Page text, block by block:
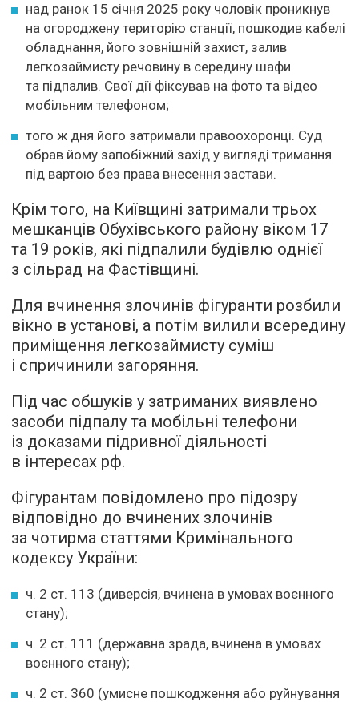
над ранок 15 січня 2025 року чоловік проникнув
на огороджену територію станції, пошкодив кабелі
обладнання, його зовнішній захист, залив
легкозаймисту речовину в середину шафи
та підпалив. Свої дії фіксував на фото та відео
мобільним телефоном;
того ж дня його затримали правоохоронці. Суд
обрав йому запобіжний захід у вигляді тримання
під вартою без права внесення застави.
Крім того, на Київщині затримали трьох
мешканців Обухівського району віком 17
та 19 років, які підпалили будівлю однієї
з сільрад на Фастівщині.
Для вчинення злочинів фігуранти розбили
вікно в установі, а потім вилили всередину
приміщення легкозаймисту суміш
і спричинили загоряння.
Під час обшуків у затриманих виявлено
засоби підпалу та мобільні телефони
із доказами підривної діяльності
в інтересах рф.
Фігурантам повідомлено про підозру
відповідно до вчинених злочинів
за чотирма статтями Кримінального
кодексу України:
ч. 2 ст. 113 (диверсія, вчинена в умовах воєнного
стану);
ч. 2 ст. 111 (державна зрада, вчинена в умовах
воєнного стану);
ч. 2 ст. 360 (умисне пошкодження або руйнування